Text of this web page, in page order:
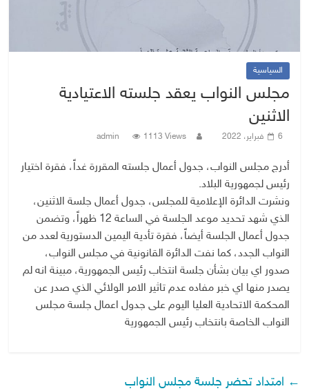
السياسية
مجلس النواب يعقد جلسته الاعتيادية
الاثنين
6 فبراير، 2022 admin 1113 Views
أدرج مجلس النواب، جدول أعمال جلسته المقررة غداً، فقرة اختيار
رئيس لجمهورية البلاد.
ونشرت الدائرة الإعلامية للمجلس، جدول أعمال جلسة الاثنين،
الذي شهد تحديد موعد الجلسة في الساعة 12 ظهراً، وتضمن
جدول أعمال الجلسة أيضاً، فقرة تأدية اليمين الدستورية لعدد من
النواب الجدد، كما نفت الدائرة القانونية في مجلس النواب،
صدور اي بيان بشأن جلسة انتخاب رئيس الجمهورية، مبينة انه لم
يصدر منها اي خبر مفاده عدم تاثير الامر الولائي الذي صدر عن
المحكمة الاتحادية العليا اليوم على جدول اعمال جلسة مجلس
النواب الخاصة بانتخاب رئيس الجمهورية
← امتداد تحضر جلسة مجلس النواب